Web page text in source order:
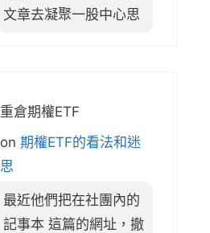
文章去凝聚一股中心思
重倉期權ETF
on 期權ETF的看法和迷
思
最近他們把在社團內的
記事本 這篇的網址，撤